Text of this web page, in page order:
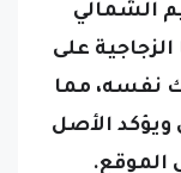
على
نفسه، مما
الأصل
الموقع.